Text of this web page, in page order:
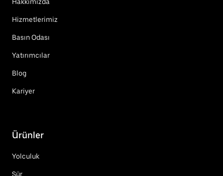
Hakkımızda
Hizmetlerimiz
Basın Odası
Yatırımcılar
Blog
Kariyer
Ürünler
Yolculuk
Sür